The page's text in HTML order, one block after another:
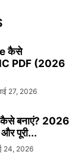
कैसे
PDF (2026
27, 2026
बनाएं? 2026
पूरी...
24, 2026